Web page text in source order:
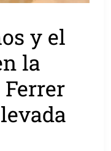
y el
la